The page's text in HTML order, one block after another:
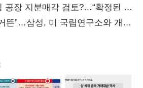
공장 지분매각 검토?…“확정된 바
뜬”…삼성, 미 국립연구소와 개발